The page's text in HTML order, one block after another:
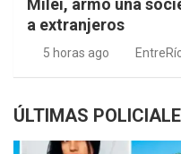
Milei, armó una
a extranjeros
5 horas ago
ÚLTIMAS